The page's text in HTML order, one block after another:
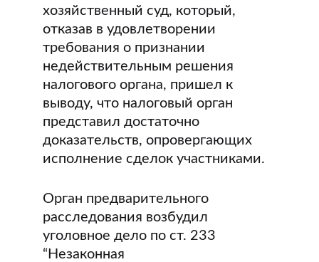
хозяйственный суд, который,
отказав в удовлетворении
требования о признании
недействительным решения
налогового органа, пришел к
выводу, что налоговый орган
представил достаточно
доказательств, опровергающих
исполнение сделок участниками.
Орган предварительного
расследования возбудил
уголовное дело по ст. 233
“Незаконная